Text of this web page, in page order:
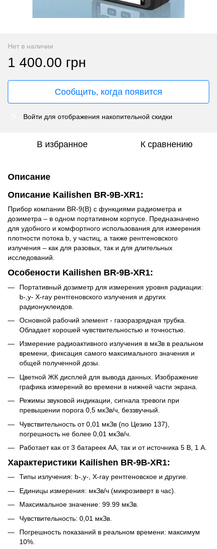
Нет в наличии
1 400.00 грн
Сообщить, когда появится
Войти для отображения накопительной скидки
В избранное К сравнению
Описание
Описание Kailishen BR-9B-XR1:
Прибор компании BR-9(B) с функциями радиометра и
дозиметра – в одном портативном корпусе. Предназначено
для удобного и комфортного использования для измерения
плотности потока b, y частиц, а также рентгеновского
излучения – как для разовых, так и для длительных
исследований.
Особености Kailishen BR-9B-XR1:
Портативный дозиметр для измерения уровня радиации:
b-,y- X-ray рентгеновского излучения и других
радионуклеидов.
Основной рабочий элемент - газоразрядная трубка.
Обладает хорошей чувствительностью и точностью.
Измерение радиоактивного излучения в мкЗв в реальном
времени, фиксация самого максимального значения и
общей полученной дозы.
Цветной ЖК дисплей для вывода данных. Изображение
графика измерений во времени в нижней части экрана.
Режимы звуковой индикации, сигнала тревоги при
превышении порога 0,5 мкЗв/ч, беззвучный.
Чувствительность от 0,01 мкЗв (по Цезию 137),
погрешность не более 0,01 мкЗв/ч.
Работает как от 3 батареек АА, так и от источника 5 В, 1 А.
Характеристики Kailishen BR-9B-XR1:
Типы излучения: b-,y-, X-ray рентгеновское и другие.
Единицы измерения: мкЗв/ч (микрозиверт в час).
Максимальное значение: 99.99 мкЗв.
Чувствительность: 0,01 мкЗв.
Погрешность показаний в реальном времени: максимум
10%.